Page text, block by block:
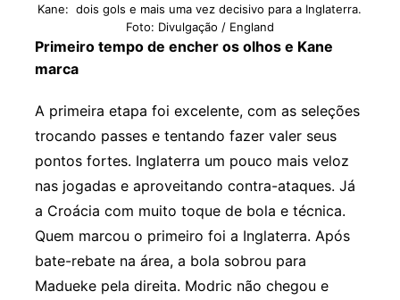
Kane: dois gols e mais uma vez decisivo para a Inglaterra.
Foto: Divulgação / England
Primeiro tempo de encher os olhos e Kane
marca
A primeira etapa foi excelente, com as seleções
trocando passes e tentando fazer valer seus
pontos fortes. Inglaterra um pouco mais veloz
nas jogadas e aproveitando contra-ataques. Já
a Croácia com muito toque de bola e técnica.
Quem marcou o primeiro foi a Inglaterra. Após
bate-rebate na área, a bola sobrou para
Madueke pela direita. Modric não chegou e